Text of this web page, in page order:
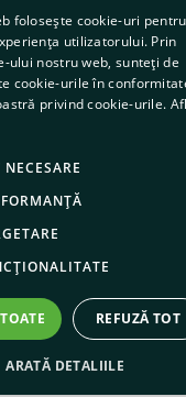
pentruanimale.ro -Privacy
folosește cookie-uri
utilizatorului. Prin
ului nostru web, sunteți de
cookie-urile în
privind cookie-urile.
REFUZĂ TOT
ARATĂ DETALIILE